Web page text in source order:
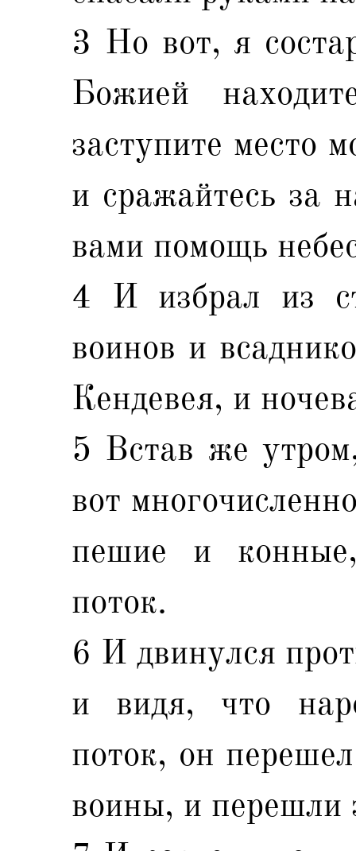
3 Но вот, я
Божией
заступите место
и сражайтесь за
вами помощь
4 И избрал из
воинов и
Кендевея, и
5 Встав же
вот
пешие и
поток.
6 И двинулся
и видя, что
поток, он
воины, и перешли